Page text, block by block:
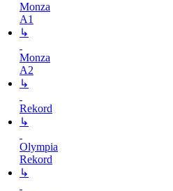
Monza
A1
↳
Monza
A2
↳
Rekord
↳
Olympia
Rekord
↳